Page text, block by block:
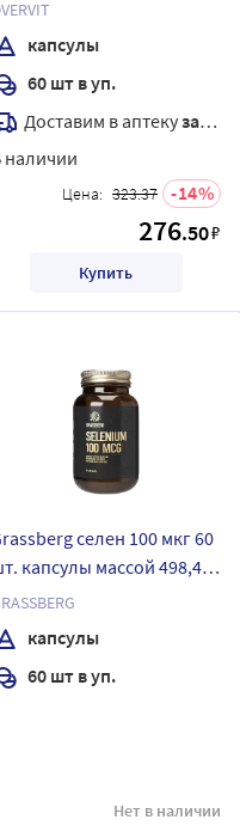
капсулы
60 шт в уп.
Доставим в аптекузавтра
наличии
Цена: 323.37 14
276.50₽
Купить
селен 100 мкг 60
капсулы массой 498,4
капсулы
60 шт в уп.
Нет в наличии